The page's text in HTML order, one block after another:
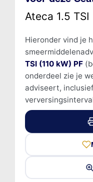
Ateca 1.5 TSI
Hieronder vind je
TSI (110 kW) PF
onderdeel zie je
adviseert,